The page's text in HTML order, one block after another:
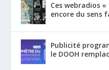
Ces webradios
encore du sens
Publicité
le DOOH